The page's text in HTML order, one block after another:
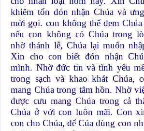
khiêm tốn đón nhận Chúa và
mời gọi. con không thể đem Chúa
nếu con không có Chúa trong
nhờ thánh lễ, Chúa lại muốn
Xin cho con biết đón nhận
mình. Nhờ đức tin và tình yêu
trong sạch và khao khát Chúa,
mang Chúa trong tâm hồn. Nhờ
được cưu mang Chúa trong cả
Chúa ở với con luôn mãi. Con
con cho Chúa, để Cúa dùng con